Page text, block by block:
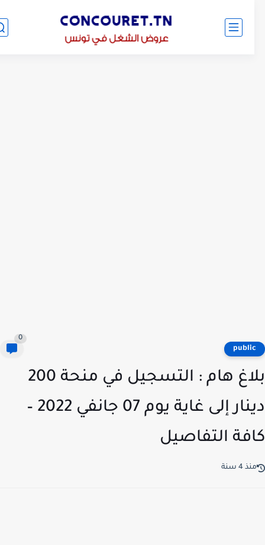
بلاغ هام : التسجيل في منحة 200
دينار إلى غاية يوم 07 جانفي 2022 –
التفاصيل
4 سنة